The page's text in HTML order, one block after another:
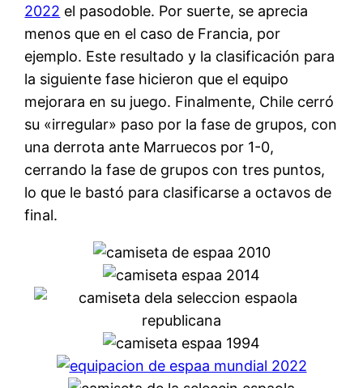
2022 el pasodoble. Por suerte, se aprecia
menos que en el caso de Francia, por
ejemplo. Este resultado y la clasificación para
la siguiente fase hicieron que el equipo
mejorara en su juego. Finalmente, Chile cerró
su «irregular» paso por la fase de grupos, con
una derrota ante Marruecos por 1-0,
cerrando la fase de grupos con tres puntos,
lo que le bastó para clasificarse a octavos de
final.